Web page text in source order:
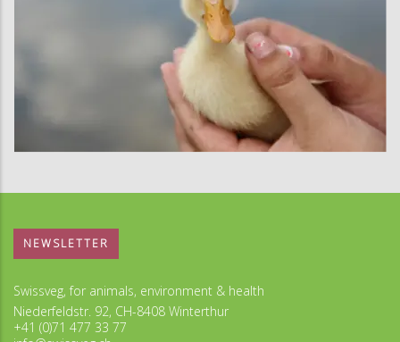
NEWSLETTER
Swissveg, for animals, environment & health
Niederfeldstr. 92, CH-8408 Winterthur
+41 (0)71 477 33 77